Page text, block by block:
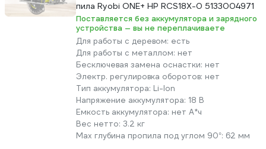
пила Ryobi ONE+ HP RCS18X-0 5133004971
Поставляется без аккумулятора и зарядного
устройства — вы не переплачиваете
Для работы с деревом: есть
Для работы с металлом: нет
Бесключевая замена оснастки: нет
Электр. регулировка оборотов: нет
Тип аккумулятора: Li-Ion
Напряжение аккумулятора: 18 В
Емкость аккумулятора: нет А*ч
Вес нетто: 3.2 кг
Max глубина пропила под углом 90°: 62 мм